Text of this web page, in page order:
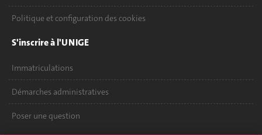
Politique et configuration des cookies
S'inscrire à l'UNIGE
Immatriculations
Démarches administratives
Poser une question